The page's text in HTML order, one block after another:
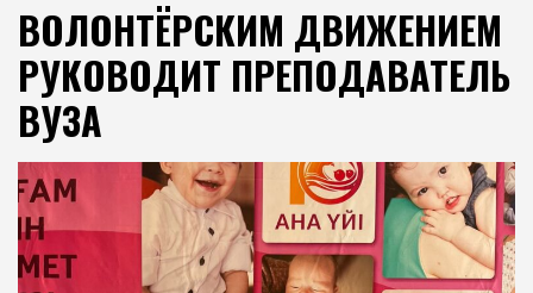
ВОЛОНТЁРСКИМ ДВИЖЕНИЕМ
РУКОВОДИТ ПРЕПОДАВАТЕЛЬ
ВУЗА